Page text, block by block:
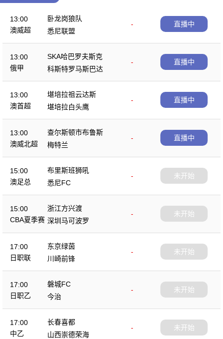
13:00
澳威超
卧龙岗狼队
-
悉尼联盟
直播中
13:00
俄甲
SKA哈巴罗夫斯克
-
科斯特罗马斯巴达
直播中
13:00
澳首超
堪培拉祖云达斯
-
堪培拉白头鹰
直播中
13:00
澳威北超
查尔斯顿市布鲁斯
-
梅特兰
直播中
15:00
澳足总
布里斯班狮吼
-
悉尼FC
未开始
15:00
CBA夏季赛
浙江方兴渡
-
深圳马可波罗
未开始
17:00
日职联
东京绿茵
-
川崎前锋
未开始
17:00
日职乙
磐城FC
-
今治
未开始
17:00
中乙
长春喜都
-
山西崇德荣海
未开始